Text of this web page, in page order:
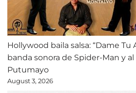
Hollywood baila salsa: “Dame Tu
banda sonora de Spider-Man y
Putumayo
August 3, 2026